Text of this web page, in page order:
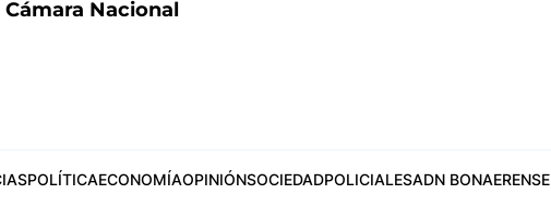
Nacional
POLÍTICAECONOMÍAOPINIÓNSOCIEDADPOLICIALESADN BONAERENSE